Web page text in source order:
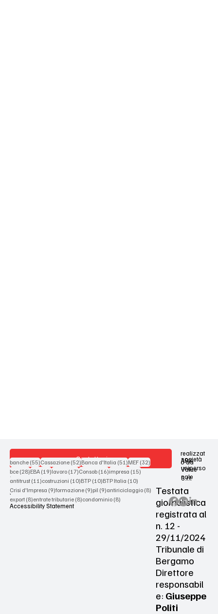
Contattaci
Terms & Conditions
Privacy Policy
Accessibility Statement
realizzat
o da
società
uniperso
nale
ARX
Value
S.r.l.
Testata
giornalistica
registrata al
n. 12 -
29/11/2024
Tribunale di
Bergamo
Direttore
responsabil
e: Giuseppe
Politi
banche (55)55 post
Cassazione (52)52 post
Banca d'Italia (51)51 post
MEF (32)32 post
bce (28)28 post
EBA (19)19 post
lavoro (17)17 post
Consob (16)16 post
impresa (15)15 post
antitrust (11)11 post
costruzioni (10)10 post
BTP (10)10 post
BTP Italia (10)10 post
Crisi d'Impresa (9)9 post
formazione (9)9 post
pil (9)9 post
antiriciclaggio (8)8 post
export (8)8 post
entrate tributarie (8)8 post
condominio (8)8 post